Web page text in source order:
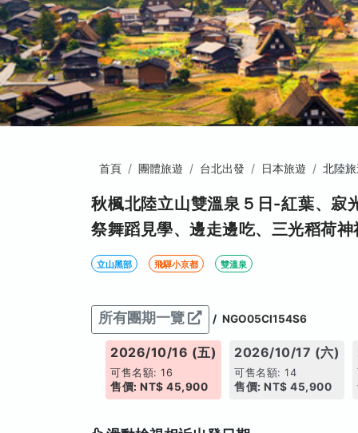
首頁 團體旅遊 台北出發 日本旅遊 北陸
秋楓北陸立山雙溫泉５日-紅葉、寂
祭舞蹈見學、邊走邊吃、三光稻荷神
立山黑部 飛驒小京都 雙溫泉
所有團期一覽 / NGO05CI154S6
2026/10/16 (五)
可售名額: 16
售價: NT$ 45,900
2026/10/17 (六)
可售名額: 14
售價: NT$ 45,900